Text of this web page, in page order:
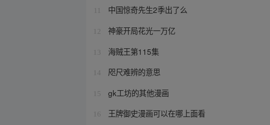
中国惊奇先生2季出了么
12 神豪开局花光一万亿
13 海贼王第115集
14 咫尺难辨的意思
15 gk工坊的其他漫画
16 王牌御史漫画可以在哪上面看